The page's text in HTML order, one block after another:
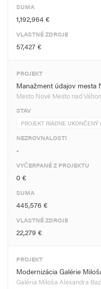
SUMA
1,192,964 €
VLASTNÉ ZDROJE
57,427 €
PROJEKT
Manažment údajov mesta
Mesto Nové Mesto nad
STAV
PROJEKT RIADNE UKONČENÝ
NEZROVNALOSTI
-
VYČERPANÉ Z PROJEKTU
0 €
SUMA
445,576 €
VLASTNÉ ZDROJE
22,279 €
PROJEKT
Modernizácia Galérie
Galéria Miloša Alexandra